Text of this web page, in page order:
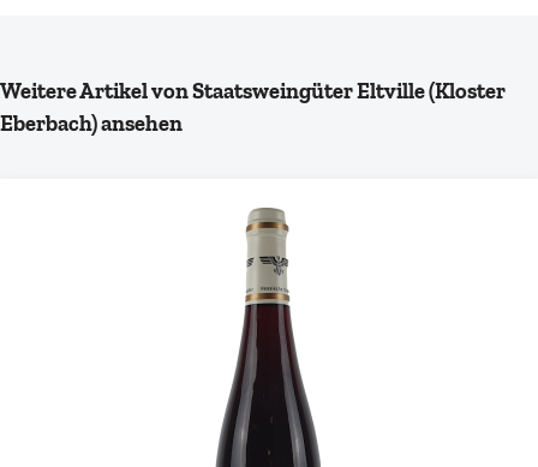
Produktgalerie überspringen
Weitere Artikel von Staatsweingüter Eltville (Kloster
Eberbach) ansehen